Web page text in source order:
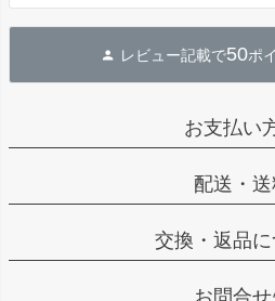
レビュー記載で50ポ
お支払い
配送・
交換・返品